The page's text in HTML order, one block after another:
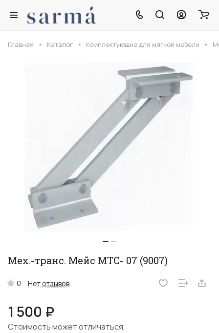
Главная Каталог Комплектующие для мягкой мебели
Мех.-транс. Мейс МТС- 07 (9007)
0 Нет отзывов
1 500 ₽
Стоимость может отличаться,